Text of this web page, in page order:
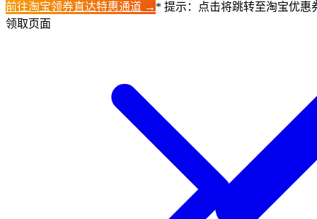
前往淘宝领券直达特惠通道 → * 提示：点击将跳转至淘宝优惠
领取页面